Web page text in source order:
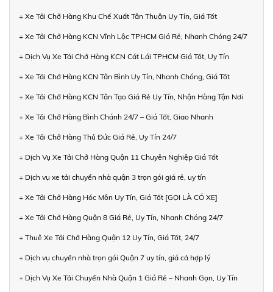
+ Xe Tải Chở Hàng Khu Chế Xuất Tân Thuận Uy Tín, Giá Tốt
+ Xe Tải Chở Hàng KCN Vĩnh Lộc TPHCM Giá Rẻ, Nhanh Chóng 24/7
+ Dịch Vụ Xe Tải Chở Hàng KCN Cát Lái TPHCM Giá Tốt, Uy Tín
+ Xe Tải Chở Hàng KCN Tân Bình Uy Tín, Nhanh Chóng, Giá Tốt
+ Xe Tải Chở Hàng KCN Tân Tạo Giá Rẻ Uy Tín, Nhận Hàng Tận Nơi
+ Xe Tải Chở Hàng Bình Chánh 24/7 – Giá Tốt, Giao Nhanh
+ Xe Tải Chở Hàng Thủ Đức Giá Rẻ, Uy Tín 24/7
+ Dịch Vụ Xe Tải Chở Hàng Quận 11 Chuyên Nghiệp Giá Tốt
+ Dịch vụ xe tải chuyển nhà quận 3 trọn gói giá rẻ, uy tín
+ Xe Tải Chở Hàng Hóc Môn Uy Tín, Giá Tốt [GỌI LÀ CÓ XE]
+ Xe Tải Chở Hàng Quận 8 Giá Rẻ, Uy Tín, Nhanh Chóng 24/7
+ Thuê Xe Tải Chở Hàng Quận 12 Uy Tín, Giá Tốt, 24/7
+ Dịch vụ chuyển nhà trọn gói Quận 7 uy tín, giá cả hợp lý
+ Dịch Vụ Xe Tải Chuyển Nhà Quận 1 Giá Rẻ – Nhanh Gọn, Uy Tín